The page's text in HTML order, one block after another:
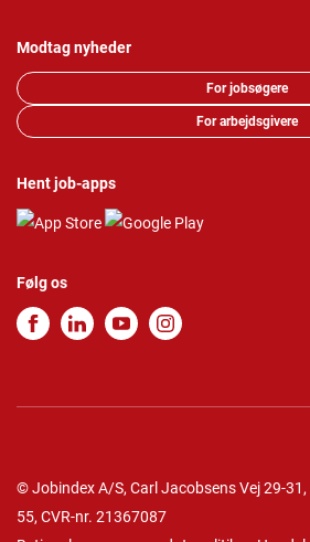
Modtag nyheder
For jobsøgere
For arbejdsgivere
Hent job-apps
Følg os
© Jobindex A/S, Carl Jacobsens Vej 29-31,
55, CVR-nr. 21367087